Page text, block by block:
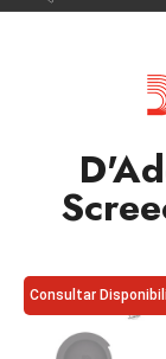
Consultar